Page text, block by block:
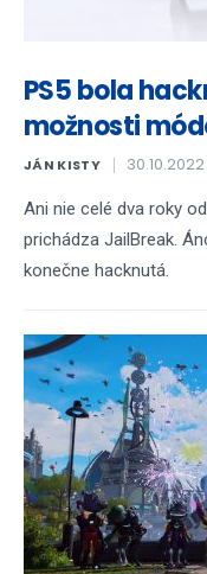
PS5 bola
možnosti
JÁN KISTY 30.10.2022
Ani nie celé dva roky
prichádza JailBreak.
konečne hacknutá.